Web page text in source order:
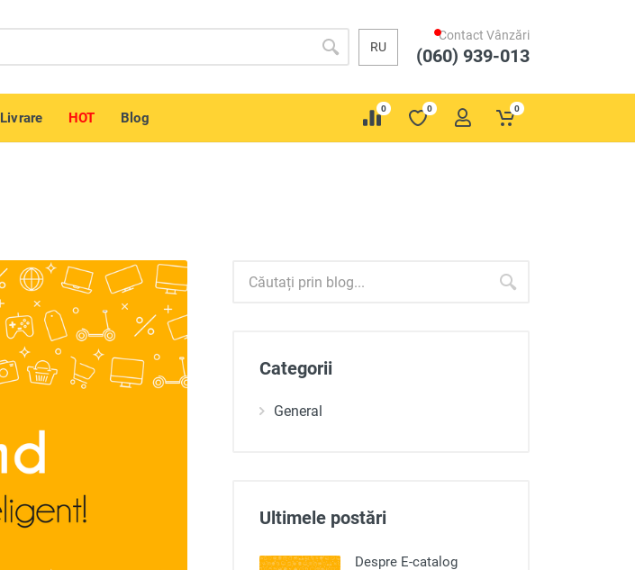
RU
Contact Vânzări
(060) 939-013
Livrare HOT Blog
0 0 0
Categorii
General
Ultimele postări
Despre E-catalog